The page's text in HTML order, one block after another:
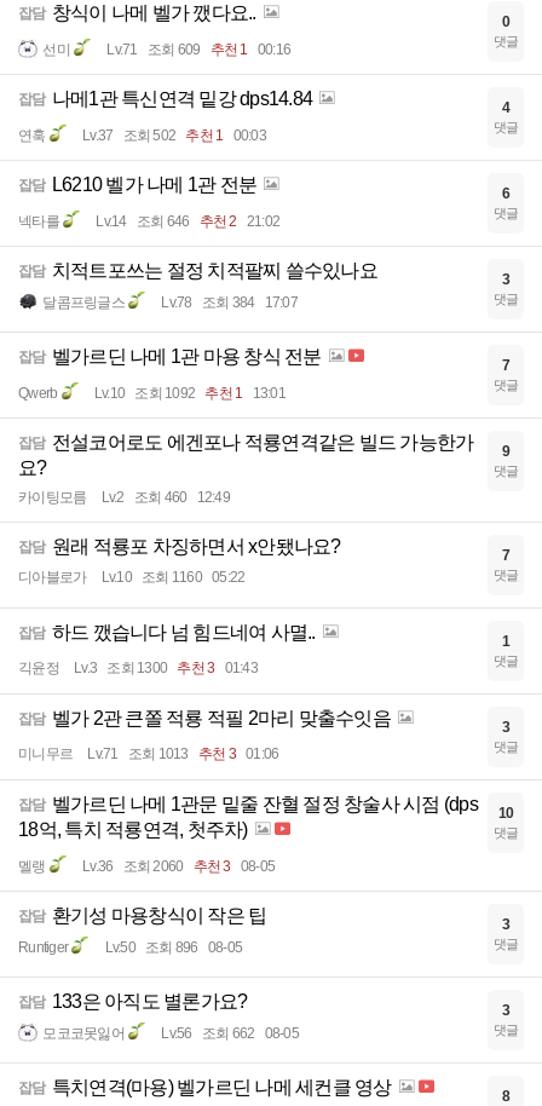
잡담 창식이 나메 벨가 깼다요..
선미 Lv.71 조회 609 추천 1 00:16
0
댓글
잡담 나메1관 특신연격 밑강 dps14.84
연훅 Lv.37 조회 502 추천 1 00:03
4
댓글
잡담 L6210 벨가 나메 1관 전분
넥타를 Lv.14 조회 646 추천 2 21:02
6
댓글
잡담 치적트포쓰는 절정 치적팔찌 쓸수있나요
달콤프링글스 Lv.78 조회 384 17:07
3
댓글
잡담 벨가르딘 나메 1관 마용 창식 전분
Qwerb Lv.10 조회 1092 추천 1 13:01
7
댓글
잡담 전설코어로도 에겐포나 적룡연격같은 빌드 가능한가
요?
카이팅모름 Lv.2 조회 460 12:49
9
댓글
잡담 원래 적룡포 차징하면서 x안됐나요?
디아블로가 Lv.10 조회 1160 05:22
7
댓글
잡담 하드 깼습니다 넘 힘드네여 사멸..
긱윤정 Lv.3 조회 1300 추천 3 01:43
1
댓글
잡담 벨가 2관 큰쫄 적룡 적필 2마리 맞출수잇음
미니무르 Lv.71 조회 1013 추천 3 01:06
3
댓글
잡담 벨가르딘 나메 1관문 밑줄 잔혈 절정 창술사 시점 (dps
18억, 특치 적룡연격, 첫주차)
멜랭 Lv.36 조회 2060 추천 3 08-05
10
댓글
잡담 환기성 마용창식이 작은 팁
Runtiger Lv.50 조회 896 08-05
3
댓글
잡담 133은 아직도 별론가요?
모코코못잃어 Lv.56 조회 662 08-05
3
댓글
잡담 특치연격(마용) 벨가르딘 나메 세컨클 영상 8